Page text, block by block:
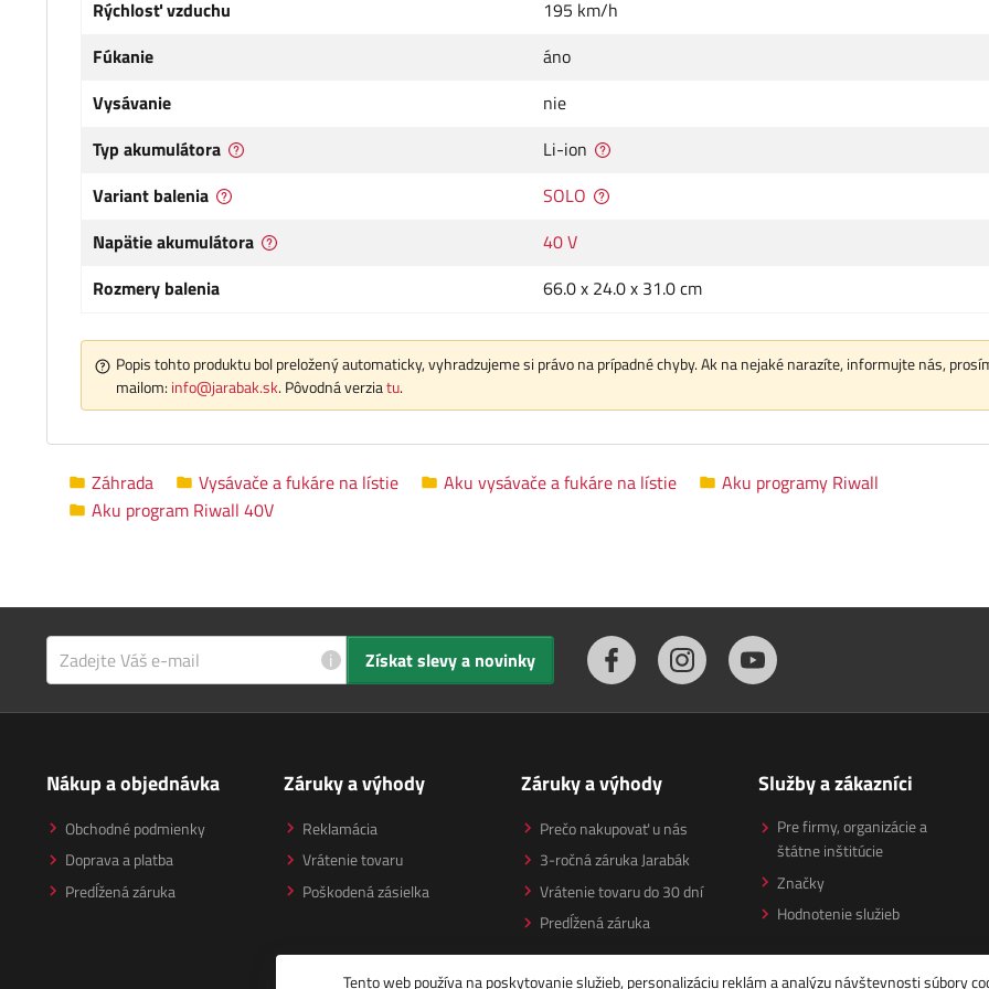
Rýchlosť vzduchu
195 km/h
Fúkanie
áno
Vysávanie
nie
Typ akumulátora
Li-ion
Variant balenia
SOLO
Napätie akumulátora
40 V
Rozmery balenia
66.0 x 24.0 x 31.0 cm
Popis tohto produktu bol preložený automaticky, vyhradzujeme si právo na prípadné chyby. Ak na nejaké narazíte, informujte nás,
mailom: info@jarabak.sk. Pôvodná verziatu.
Záhrada Vysávače a fukáre na lístie Aku vysávače a fukáre na lístie
Aku programy Riwall
Aku program Riwall 40V
i Získat slevy a novinky
Nákup a objednávka
Obchodné podmienky
Doprava a platba
Predĺžená záruka
Záruky a výhody
Reklamácia
Vrátenie tovaru
Poškodená zásielka
Záruky a výhody
Prečo nakupovať u nás
3-ročná záruka Jarabák
Vrátenie tovaru do 30 dní
Predĺžená záruka
Služby a zákazníci
Pre firmy, organizácie a
štátne inštitúcie
Značky
Hodnotenie služieb
Tento web používa na poskytovanie služieb, personalizáciu reklám a analýzu návštevnostisúbory